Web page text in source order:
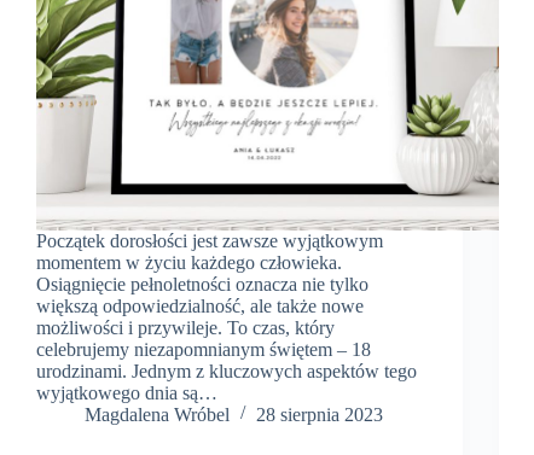
Początek dorosłości jest zawsze wyjątkowym
momentem w życiu każdego człowieka.
Osiągnięcie pełnoletności oznacza nie tylko
większą odpowiedzialność, ale także nowe
możliwości i przywileje. To czas, który
celebrujemy niezapomnianym świętem – 18
urodzinami. Jednym z kluczowych aspektów tego
wyjątkowego dnia są…
Magdalena Wróbel
28 sierpnia 2023